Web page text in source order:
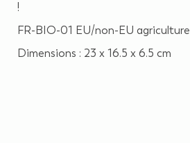
!
FR-BIO-01 EU/non-EU agriculture
Dimensions : 23 x 16.5 x 6.5 cm